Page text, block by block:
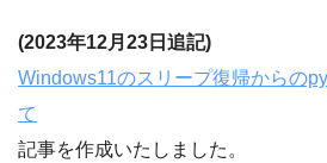
(2023年12月23日追記)
Windows11のスリープ復帰からの
て
記事を作成いたしました。